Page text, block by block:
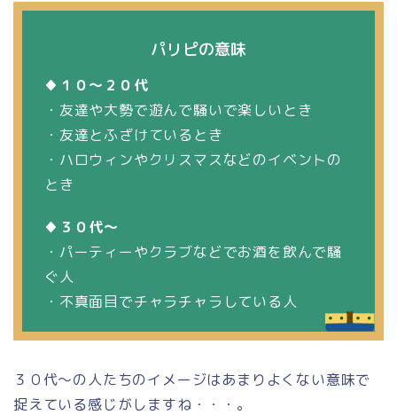
パリピの意味
♦１０～２０代
・友達や大勢で遊んで騒いで楽しいとき
・友達とふざけているとき
・ハロウィンやクリスマスなどのイベントの
とき
♦３０代～
・パーティーやクラブなどでお酒を飲んで騒
ぐ人
・不真面目でチャラチャラしている人
３０代～の人たちのイメージはあまりよくない意味で
捉えている感じがしますね・・・。